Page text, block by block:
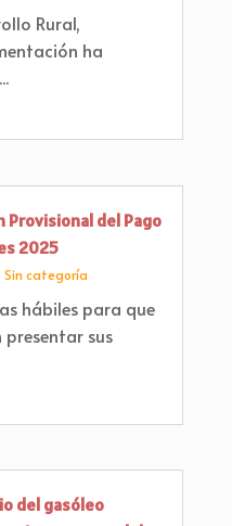
Rural,
ha
Provisional del Pago
2025
Sin categoría
hábiles para que
sus
del gasóleo